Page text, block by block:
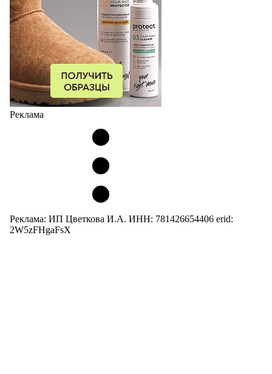
Реклама
Реклама: ИП Цветкова И.А. ИНН: 781426654406 erid:
2W5zFHgaFsX